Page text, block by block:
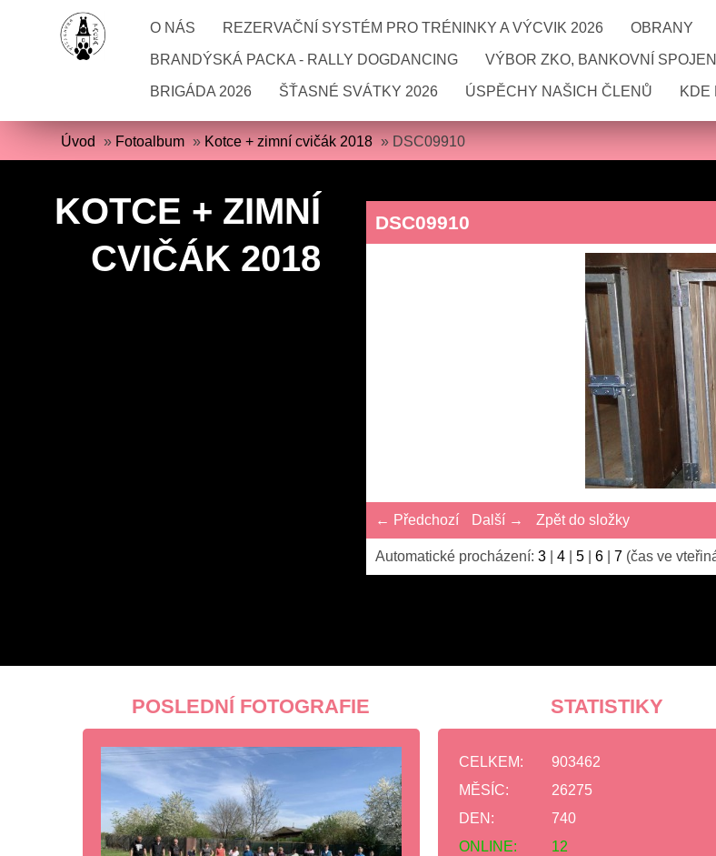
O NÁS REZERVAČNÍ SYSTÉM PRO TRÉNINKY A VÝCVIK 2026 OBRANY
BRANDÝSKÁ PACKA - RALLY DOGDANCING VÝBOR ZKO, BANKOVNÍ SPOJENÍ
BRIGÁDA 2026 ŠŤASNÉ SVÁTKY 2026 ÚSPĚCHY NAŠICH ČLENŮ KDE
Úvod » Fotoalbum » Kotce + zimní cvičák 2018 » DSC09910
KOTCE + ZIMNÍ
CVIČÁK 2018
DSC09910
← Předchozí Další → Zpět do složky
Automatické procházení:3 |4 |5 |6 |7 (čas ve
POSLEDNÍ FOTOGRAFIE STATISTIKY
ONLINE: 12
CELKEM:
903462
MĚSÍC:
26275
DEN:
740